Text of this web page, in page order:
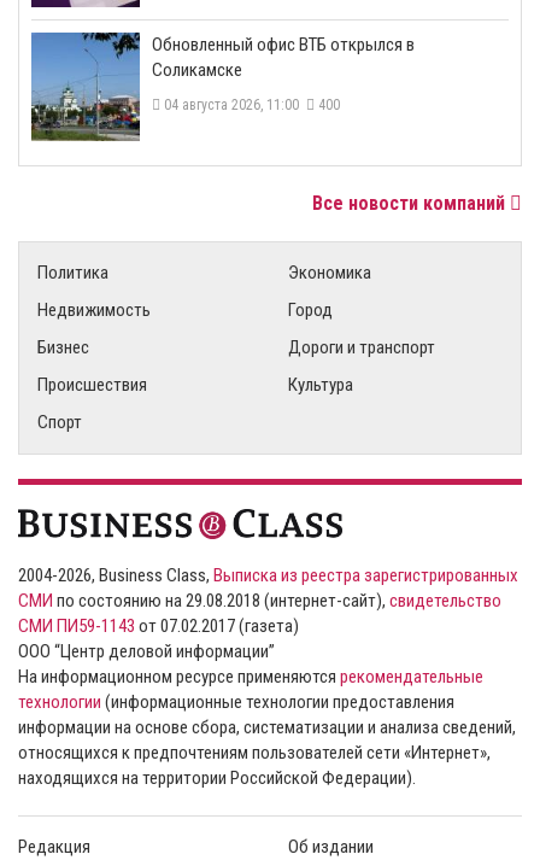
​Обновленный офис ВТБ открылся в
Соликамске
04 августа 2026, 11:00 400
Все новости компаний
Политика
Экономика
Недвижимость
Город
Бизнес
Дороги и транспорт
Происшествия
Культура
Спорт
2004-2026, Business Class, Выписка из реестра зарегистрированных
СМИ по состоянию на 29.08.2018 (интернет-сайт), свидетельство
СМИ ПИ59-1143 от 07.02.2017 (газета)
ООО “Центр деловой информации”
На информационном ресурсе применяются рекомендательные
технологии (информационные технологии предоставления
информации на основе сбора, систематизации и анализа сведений,
относящихся к предпочтениям пользователей сети «Интернет»,
находящихся на территории Российской Федерации).
Редакция Об издании